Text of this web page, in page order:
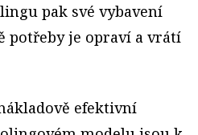
pak své vybavení
potřeby je opraví a vrátí
efektivní